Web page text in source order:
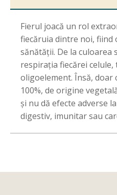
Fierul joacă un rol
fiecăruia dintre noi, fiind
sănătății. De la culoarea
respirația fiecărei
oligoelement. Însă, doar
100%, de origine
și nu dă efecte adverse
digestiv, imunitar sau